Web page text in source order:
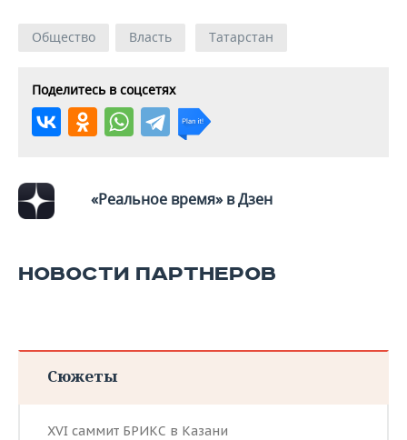
Общество Власть Татарстан
Поделитесь в соцсетях
«Реальное время» в Дзен
НОВОСТИ ПАРТНЕРОВ
Сюжеты
XVI саммит БРИКС в Казани